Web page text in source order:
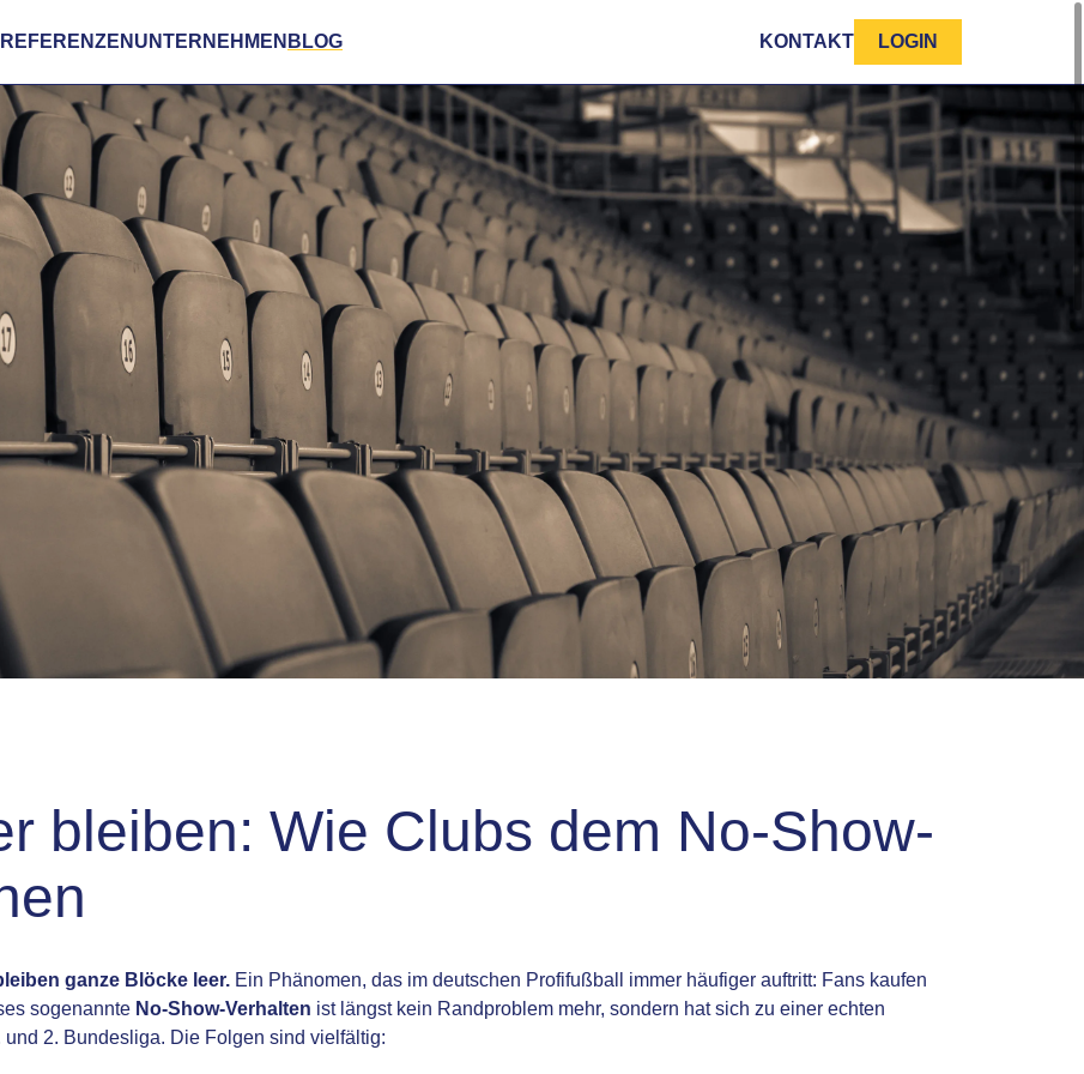
KONTAKT LOGIN
REFERENZEN UNTERNEHMEN BLOG
bleiben: Wie Clubs dem No-Show-
ganze Blöcke leer. Ein Phänomen, das im deutschen Profifußball immer häufiger auftritt: Fans kaufen
sogenannte No-Show-Verhalten ist längst kein Randproblem mehr, sondern hat sich zu einer echten
2. Bundesliga. Die Folgen sind vielfältig: